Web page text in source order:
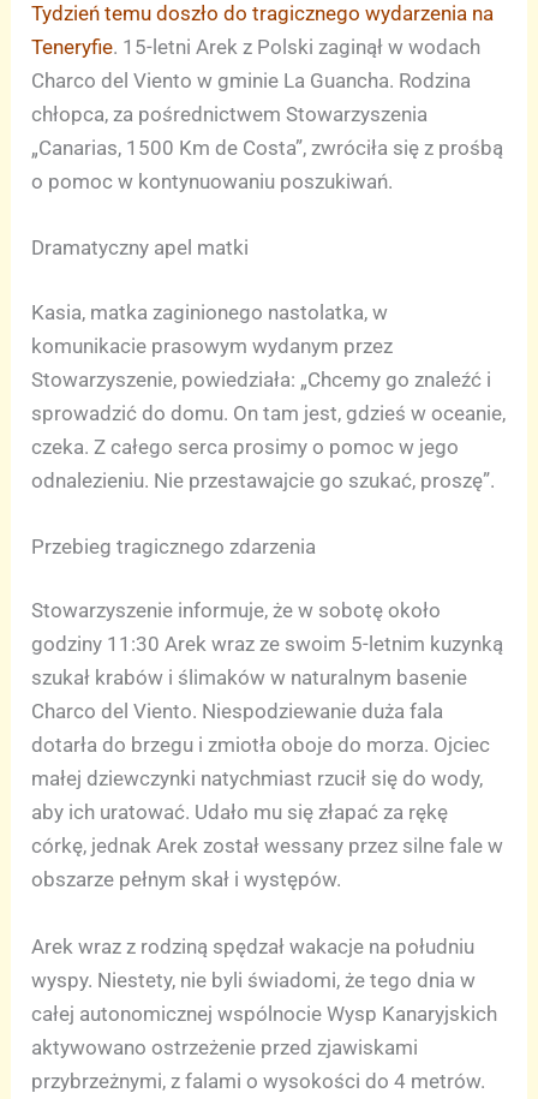
Tydzień temu doszło do tragicznego wydarzenia na
Teneryfie. 15-letni Arek z Polski zaginął w wodach
Charco del Viento w gminie La Guancha. Rodzina
chłopca, za pośrednictwem Stowarzyszenia
„Canarias, 1500 Km de Costa”, zwróciła się z prośbą
o pomoc w kontynuowaniu poszukiwań.
Dramatyczny apel matki
Kasia, matka zaginionego nastolatka, w
komunikacie prasowym wydanym przez
Stowarzyszenie, powiedziała: „Chcemy go znaleźć i
sprowadzić do domu. On tam jest, gdzieś w oceanie,
czeka. Z całego serca prosimy o pomoc w jego
odnalezieniu. Nie przestawajcie go szukać, proszę”.
Przebieg tragicznego zdarzenia
Stowarzyszenie informuje, że w sobotę około
godziny 11:30 Arek wraz ze swoim 5-letnim kuzynką
szukał krabów i ślimaków w naturalnym basenie
Charco del Viento. Niespodziewanie duża fala
dotarła do brzegu i zmiotła oboje do morza. Ojciec
małej dziewczynki natychmiast rzucił się do wody,
aby ich uratować. Udało mu się złapać za rękę
córkę, jednak Arek został wessany przez silne fale w
obszarze pełnym skał i występów.
Arek wraz z rodziną spędzał wakacje na południu
wyspy. Niestety, nie byli świadomi, że tego dnia w
całej autonomicznej wspólnocie Wysp Kanaryjskich
aktywowano ostrzeżenie przed zjawiskami
przybrzeżnymi, z falami o wysokości do 4 metrów.